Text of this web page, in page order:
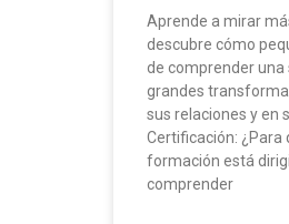
Aprende a mirar
descubre cómo
de comprender
grandes
sus relaciones y en
Certificación: ¿Para
formación está
comprender